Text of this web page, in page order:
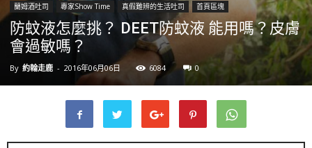
蘭姆酒吐司 專家Show Time 真假難辨的生活吐司 首頁區塊
防蚊液怎麼挑？ DEET防蚊液 能用嗎？皮膚
會過敏嗎？
By 約翰走鹿 - 2016年06月06日 6084 0